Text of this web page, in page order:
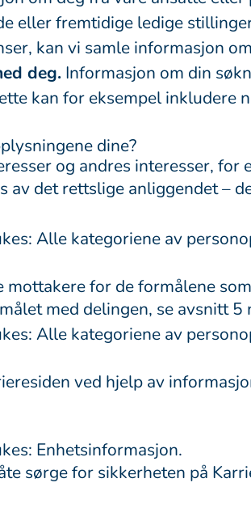
eller fremtidige ledige
kan vi samle informasjon
deg. Informasjon om din
kan for eksempel
dine?
og andres interesser,
av det rettslige anliggendet –
Alle kategoriene av
for de formålene
med delingen, se avsnitt 5
Alle kategoriene av
ved hjelp av
Enhetsinformasjon.
sørge for sikkerheten på